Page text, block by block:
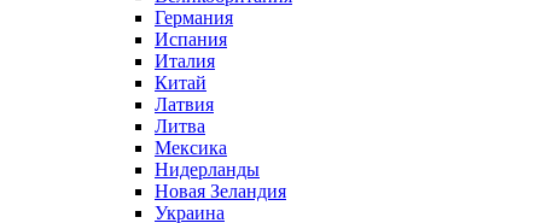
Германия
Испания
Италия
Китай
Латвия
Литва
Мексика
Нидерланды
Новая Зеландия
Украина